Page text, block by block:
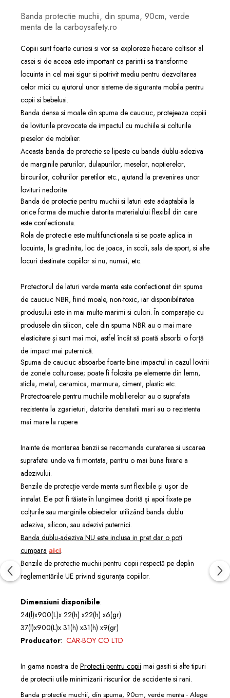
Banda protectie muchii, din spuma, 90cm, verde
menta de la carboysafety.ro
Copiii sunt foarte curiosi si vor sa exploreze fiecare coltisor al
casei si de aceea este important ca parintii sa transforme
locuinta in cel mai sigur si potrivit mediu pentru dezvoltarea
celor mici cu ajutorul unor sisteme de siguranta mobila pentru
copii si bebelusi.
Banda densa si moale din spuma de cauciuc, protejeaza copiii
de loviturile provocate de impactul cu muchiile si colturile
pieselor de mobilier.
Aceasta banda de protectie se lipeste cu banda dublu-adeziva
de marginile paturilor, dulapurilor, meselor, noptierelor,
birourilor, colturilor peretilor etc., ajutand la prevenirea unor
lovituri nedorite.
Banda de protectie pentru muchii si laturi este adaptabila la
orice forma de muchie datorita materialului flexibil din care
este confectionata.
Rola de protectie este multifunctionala si se poate aplica in
locuinta, la gradinita, loc de joaca, in scoli, sala de sport, si alte
locuri destinate copiilor si nu, numai, etc.
Protectorul de laturi verde menta este confectionat din spuma
de cauciuc NBR, fiind moale, non-toxic, iar disponibilitatea
produsului este in mai multe marimi si culori. În comparație cu
produsele din silicon, cele din spuma NBR au o mai mare
elasticitate și sunt mai moi, astfel încât să poată absorbi o forță
de impact mai puternică.
Spuma de cauciuc absoarbe foarte bine impactul in cazul lovirii
de zonele colturoase; poate fi folosita pe elemente din lemn,
sticla, metal, ceramica, marmura, ciment, plastic etc.
Protectoarele pentru muchiile mobilierelor au o suprafata
rezistenta la zgarieturi, datorita densitatii mari au o rezistenta
mai mare la rupere.
Inainte de montarea benzii se recomanda curatarea si uscarea
suprafetei unde va fi montata, pentru o mai buna fixare a
adezivului.
Benzile de protecție verde menta sunt flexibile și ușor de
instalat. Ele pot fi tăiate în lungimea dorită și apoi fixate pe
colțurile sau marginile obiectelor utilizând banda dublu
adeziva, silicon, sau adezivi puternici.
Banda dublu-adeziva NU este inclusa in pret dar o poti
cumpara aici.
Benzile de protectie muchii pentru copii respectă pe deplin
reglementările UE privind siguranța copiilor.
Dimensiuni disponibile:
24(l)x900(L)x 22(h) x22(h) x6(gr)
37(l)x900(L)x 31(h) x31(h) x9(gr)
Producator: CAR-BOY CO LTD
In gama noastra de Protectii pentru copii mai gasiti si alte tipuri
de protectii utile minimizarii riscurilor de accidente si rani.
Banda protectie muchii, din spuma, 90cm, verde menta - Alege